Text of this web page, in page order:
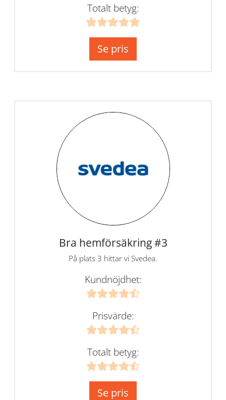
Totalt betyg:
Se pris
Bra hemförsäkring #3
På plats 3 hittar vi Svedea.
Kundnöjdhet:
Prisvärde:
Totalt betyg:
Se pris